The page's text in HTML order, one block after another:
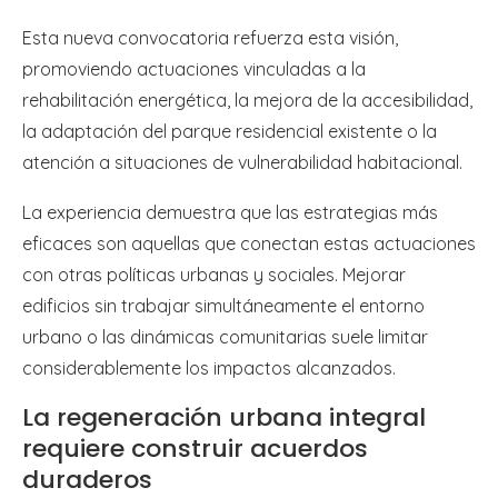
Esta nueva convocatoria refuerza esta visión,
promoviendo actuaciones vinculadas a la
rehabilitación energética, la mejora de la accesibilidad,
la adaptación del parque residencial existente o la
atención a situaciones de vulnerabilidad habitacional.
La experiencia demuestra que las estrategias más
eficaces son aquellas que conectan estas actuaciones
con otras políticas urbanas y sociales. Mejorar
edificios sin trabajar simultáneamente el entorno
urbano o las dinámicas comunitarias suele limitar
considerablemente los impactos alcanzados.
La regeneración urbana integral
requiere construir acuerdos
duraderos